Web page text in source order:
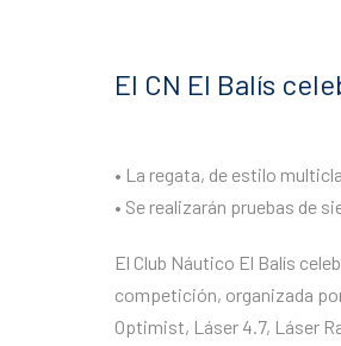
El CN El Balís
• La regata, de estilo
• Se realizarán pruebas de
El Club Náutico El Balís
competición, organizada
Optimist, Láser 4.7, Láser